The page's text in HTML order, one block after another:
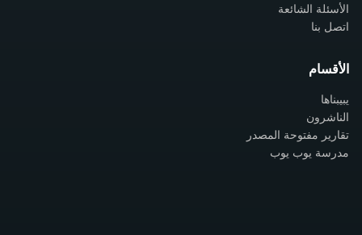
الأسئلة الشائعة
اتصل بنا
الأقسام
يبيبناها
الناشرون
تقارير مفتوحة المصدر
مدرسة يوب يوب